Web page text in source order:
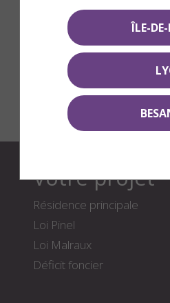
ÎLE-
Votre projet
Résidence principale
Loi Pinel
Loi Malraux
Déficit foncier